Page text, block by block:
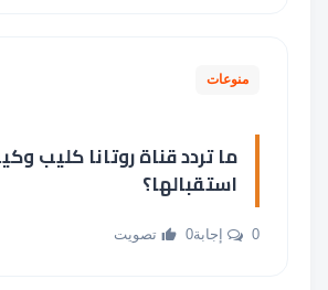
منوعات
ما تردد قناة روتانا كليب
استقبالها؟
0 إجابة 0 تصويت